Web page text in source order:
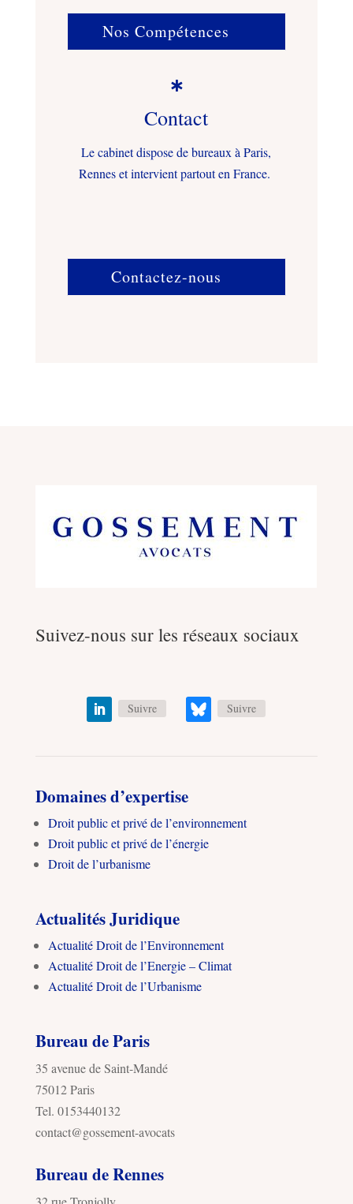
Nos Compétences

Contact
Le cabinet dispose de bureaux à Paris,
Rennes et intervient partout en France.
Contactez-nous
Suivez-nous sur les réseaux sociaux
Suivre Suivre
Domaines d’expertise
Droit public et privé de l’environnement
Droit public et privé de l’énergie
Droit de l’urbanisme
Actualités Juridique
Actualité Droit de l’Environnement
Actualité Droit de l’Energie – Climat
Actualité Droit de l’Urbanisme
Bureau de Paris
35 avenue de Saint-Mandé
75012 Paris
Tel. 0153440132
contact@gossement-avocats
Bureau de Rennes